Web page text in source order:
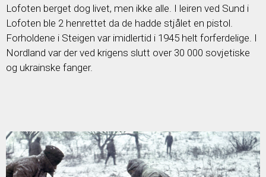
Lofoten berget dog livet, men ikke alle. I leiren ved Sund i
Lofoten ble 2 henrettet da de hadde stjålet en pistol.
Forholdene i Steigen var imidlertid i 1945 helt forferdelige. I
Nordland var der ved krigens slutt over 30 000 sovjetiske
og ukrainske fanger.